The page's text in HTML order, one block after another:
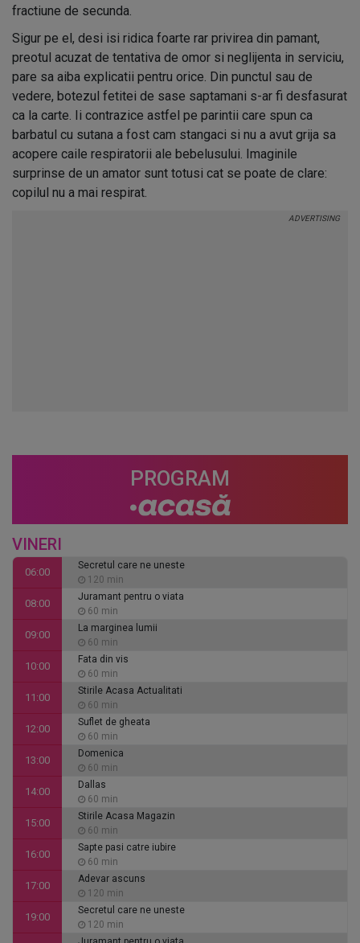
fractiune de secunda.
Sigur pe el, desi isi ridica foarte rar privirea din pamant,
preotul acuzat de tentativa de omor si neglijenta in serviciu,
pare sa aiba explicatii pentru orice. Din punctul sau de
vedere, botezul fetitei de sase saptamani s-ar fi desfasurat
ca la carte. Ii contrazice astfel pe parintii care spun ca
barbatul cu sutana a fost cam stangaci si nu a avut grija sa
acopere caile respiratorii ale bebelusului. Imaginile
surprinse de un amator sunt totusi cat se poate de clare:
copilul nu a mai respirat.
PROGRAM
VINERI
06:00
Secretul care ne uneste
120 min
08:00
Juramant pentru o viata
60 min
09:00
La marginea lumii
60 min
10:00
Fata din vis
60 min
11:00
Stirile Acasa Actualitati
60 min
12:00
Suflet de gheata
60 min
13:00
Domenica
60 min
14:00
Dallas
60 min
15:00
Stirile Acasa Magazin
60 min
16:00
Sapte pasi catre iubire
60 min
17:00
Adevar ascuns
120 min
19:00
Secretul care ne uneste
120 min